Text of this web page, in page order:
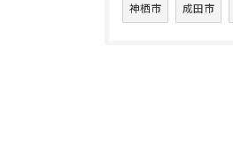
神栖市 成田市